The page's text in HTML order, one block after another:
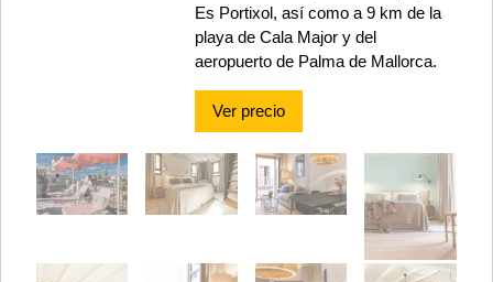
Es Portixol, así como a 9 km de la
playa de Cala Major y del
aeropuerto de Palma de Mallorca.
Ver precio